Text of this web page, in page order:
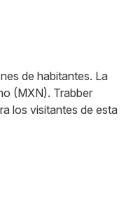
de habitantes. La
(MXN). Trabber
los visitantes de esta